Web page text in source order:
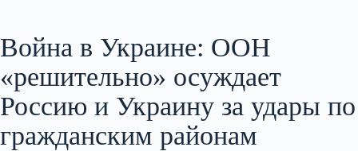
Война в Украине: ООН
«решительно» осуждает
Россию и Украину за удары по
гражданским районам